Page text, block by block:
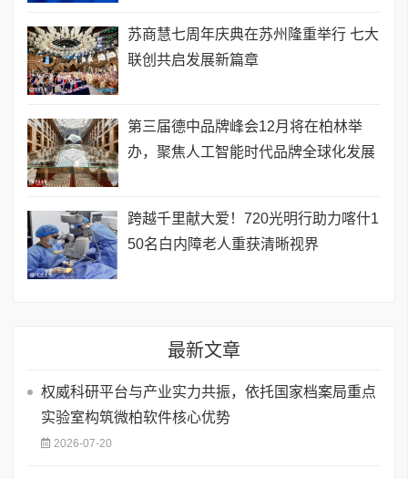
苏商慧七周年庆典在苏州隆重举行 七大
联创共启发展新篇章
第三届德中品牌峰会12月将在柏林举
办，聚焦人工智能时代品牌全球化发展
跨越千里献大爱！720光明行助力喀什1
50名白内障老人重获清晰视界
最新文章
权威科研平台与产业实力共振，依托国家档案局重点
实验室构筑微柏软件核心优势
2026-07-20